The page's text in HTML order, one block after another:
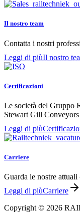
Il nostro team
Contatta i nostri
Leggi di piùIl nostro
Certificazioni
Le società del Gruppo
Stewart Gill
Leggi di più
Carriere
Guarda le nostre
Leggi di piùCarriere
Copyright © 2026